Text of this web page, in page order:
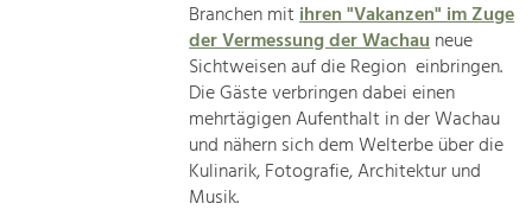
Branchen mitihren "Vakanzen" im Zuge
der Vermessung der Wachauneue
Sichtweisen auf die Region einbringen.
Die Gäste verbringen dabei einen
mehrtägigen Aufenthalt in der Wachau
und nähern sich dem Welterbe über die
Kulinarik, Fotografie, Architektur und
Musik.